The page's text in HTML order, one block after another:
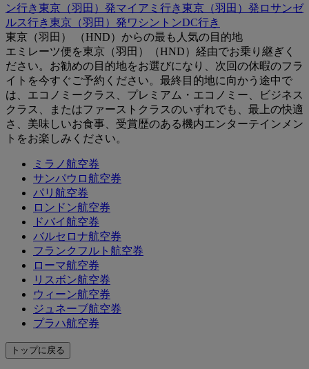
ン行き東京（羽田）発マイアミ行き東京（羽田）発ロサンゼ
ルス行き東京（羽田）発ワシントンDC行き
東京（羽田） （HND）からの最も人気の目的地
エミレーツ便を東京（羽田）（HND）経由でお乗り継ぎく
ださい。お勧めの目的地をお選びになり、次回の休暇のフラ
イトを今すぐご予約ください。最終目的地に向かう途中で
は、エコノミークラス、プレミアム・エコノミー、ビジネス
クラス、またはファーストクラスのいずれでも、最上の快適
さ、美味しいお食事、受賞歴のある機内エンターテインメン
トをお楽しみください。
ミラノ航空券
サンパウロ航空券
パリ航空券
ロンドン航空券
ドバイ航空券
バルセロナ航空券
フランクフルト航空券
ローマ航空券
リスボン航空券
ウィーン航空券
ジュネーブ航空券
プラハ航空券
トップに戻る